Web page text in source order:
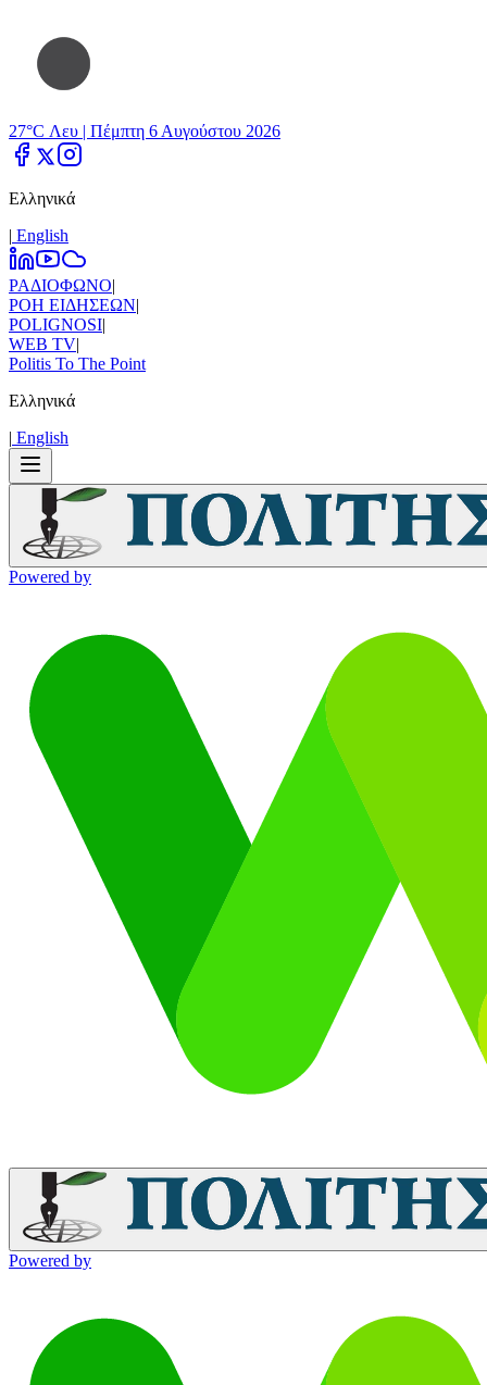
27°C Λευ | Πέμπτη 6 Αυγούστου 2026
Ελληνικά
| Εnglish
ΡΑΔΙΟΦΩΝΟ|
ΡΟΗ ΕΙΔΗΣΕΩΝ|
POLIGNOSI|
WEB TV|
Politis To The Point
Ελληνικά
| Εnglish
Powered by
Powered by